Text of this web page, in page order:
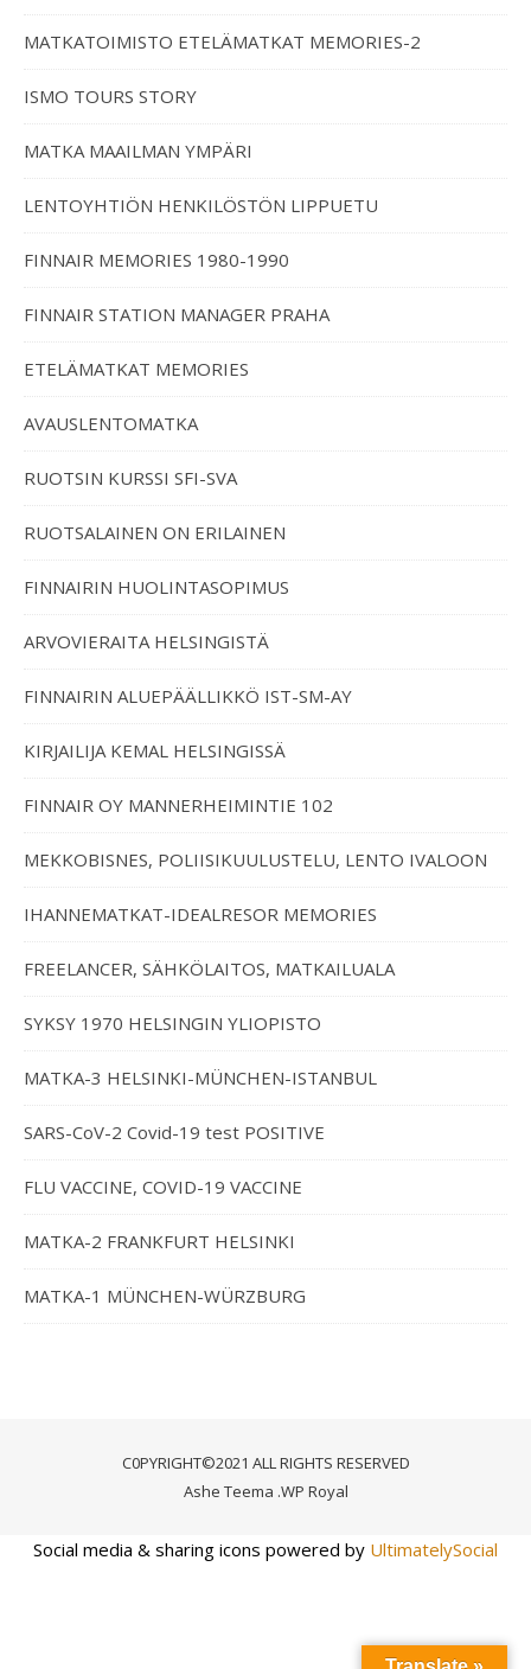
MATKATOIMISTO ETELÄMATKAT MEMORIES-2
ISMO TOURS STORY
MATKA MAAILMAN YMPÄRI
LENTOYHTIÖN HENKILÖSTÖN LIPPUETU
FINNAIR MEMORIES 1980-1990
FINNAIR STATION MANAGER PRAHA
ETELÄMATKAT MEMORIES
AVAUSLENTOMATKA
RUOTSIN KURSSI SFI-SVA
RUOTSALAINEN ON ERILAINEN
FINNAIRIN HUOLINTASOPIMUS
ARVOVIERAITA HELSINGISTÄ
FINNAIRIN ALUEPÄÄLLIKKÖ IST-SM-AY
KIRJAILIJA KEMAL HELSINGISSÄ
FINNAIR OY MANNERHEIMINTIE 102
MEKKOBISNES, POLIISIKUULUSTELU, LENTO IVALOON
IHANNEMATKAT-IDEALRESOR MEMORIES
FREELANCER, SÄHKÖLAITOS, MATKAILUALA
SYKSY 1970 HELSINGIN YLIOPISTO
MATKA-3 HELSINKI-MÜNCHEN-ISTANBUL
SARS-CoV-2 Covid-19 test POSITIVE
FLU VACCINE, COVID-19 VACCINE
MATKA-2 FRANKFURT HELSINKI
MATKA-1 MÜNCHEN-WÜRZBURG
C0PYRIGHT©2021 ALL RIGHTS RESERVED
Ashe Teema .WP Royal
Social media & sharing icons powered by UltimatelySocial